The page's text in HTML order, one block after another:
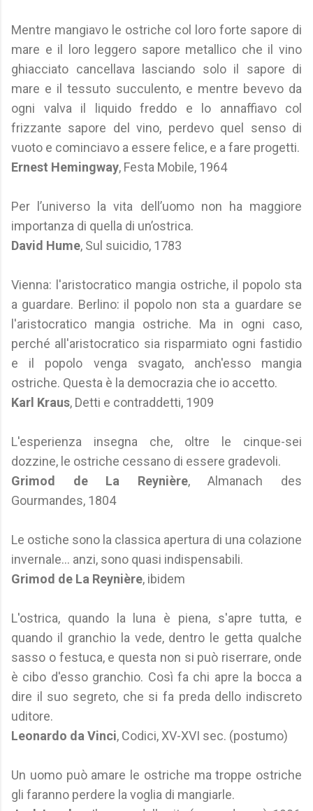
Mentre mangiavo le ostriche col loro forte sapore di
mare e il loro leggero sapore metallico che il vino
ghiacciato cancellava lasciando solo il sapore di
mare e il tessuto succulento, e mentre bevevo da
ogni valva il liquido freddo e lo annaffiavo col
frizzante sapore del vino, perdevo quel senso di
vuoto e cominciavo a essere felice, e a fare progetti.
Ernest Hemingway, Festa Mobile, 1964
Per l’universo la vita dell’uomo non ha maggiore
importanza di quella di un’ostrica.
David Hume, Sul suicidio, 1783
Vienna: l'aristocratico mangia ostriche, il popolo sta
a guardare. Berlino: il popolo non sta a guardare se
l'aristocratico mangia ostriche. Ma in ogni caso,
perché all'aristocratico sia risparmiato ogni fastidio
e il popolo venga svagato, anch'esso mangia
ostriche. Questa è la democrazia che io accetto.
Karl Kraus, Detti e contraddetti, 1909
L'esperienza insegna che, oltre le cinque-sei
dozzine, le ostriche cessano di essere gradevoli.
Grimod de La Reynière, Almanach des
Gourmandes, 1804
Le ostiche sono la classica apertura di una colazione
invernale... anzi, sono quasi indispensabili.
Grimod de La Reynière, ibidem
L'ostrica, quando la luna è piena, s'apre tutta, e
quando il granchio la vede, dentro le getta qualche
sasso o festuca, e questa non si può riserrare, onde
è cibo d'esso granchio. Così fa chi apre la bocca a
dire il suo segreto, che si fa preda dello indiscreto
uditore.
Leonardo da Vinci, Codici, XV-XVI sec. (postumo)
Un uomo può amare le ostriche ma troppe ostriche
gli faranno perdere la voglia di mangiarle.